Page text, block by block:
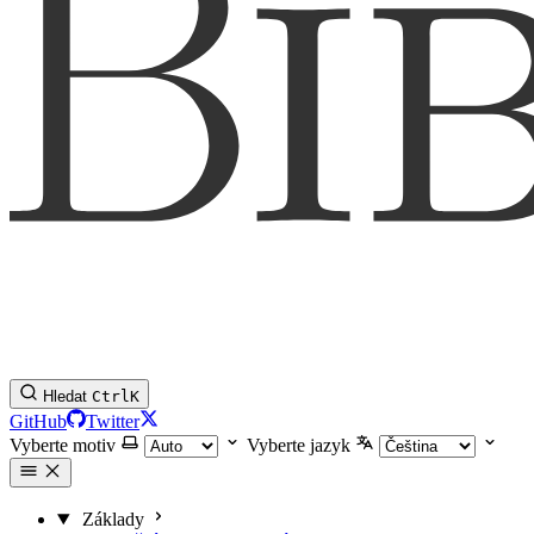
Hledat CtrlK
GitHub
Twitter
Vyberte motiv
Vyberte jazyk
Základy